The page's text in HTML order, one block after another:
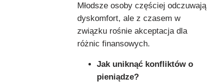
Młodsze osoby częściej odczuwają
dyskomfort, ale z czasem w
związku rośnie akceptacja dla
różnic finansowych.
Jak uniknąć konfliktów o
pieniądze?